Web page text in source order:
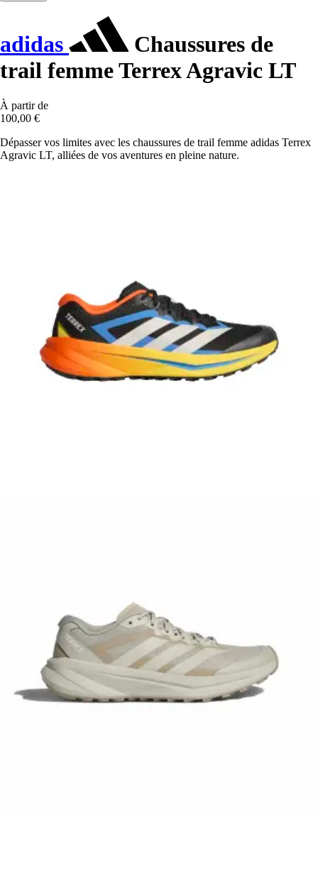
adidas
Chaussures de
trail femme Terrex Agravic LT
À partir de
100,00 €
Dépasser vos limites avec les chaussures de trail femme adidas Terrex
Agravic LT, alliées de vos aventures en pleine nature.